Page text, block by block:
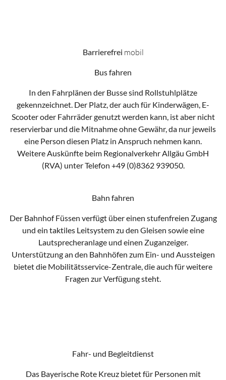
Barrierefrei mobil
Bus fahren
In den Fahrplänen der Busse sind Rollstuhlplätze
gekennzeichnet. Der Platz, der auch für Kinderwägen, E-
Scooter oder Fahrräder genutzt werden kann, ist aber nicht
reservierbar und die Mitnahme ohne Gewähr, da nur jeweils
eine Person diesen Platz in Anspruch nehmen kann.
Weitere Auskünfte beim Regionalverkehr Allgäu GmbH
(RVA) unter Telefon +49 (0)8362 939050.
Bahn fahren
Der Bahnhof Füssen verfügt über einen stufenfreien Zugang
und ein taktiles Leitsystem zu den Gleisen sowie eine
Lautsprecheranlage und einen Zuganzeiger.
Unterstützung an den Bahnhöfen zum Ein- und Aussteigen
bietet die Mobilitätsservice-Zentrale, die auch für weitere
Fragen zur Verfügung steht.
Fahr- und Begleitdienst
Das Bayerische Rote Kreuz bietet für Personen mit